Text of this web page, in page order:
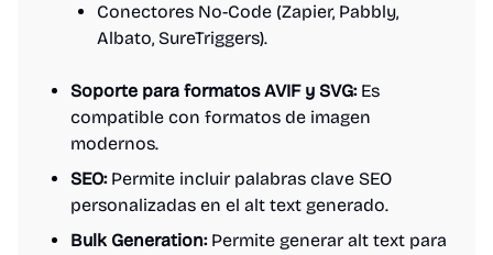
Conectores No-Code (Zapier, Pabbly,
Albato, SureTriggers).
Soporte para formatos AVIF y SVG:Es
compatible con formatos de imagen
modernos.
SEO:Permite incluir palabras clave SEO
personalizadas en el alt text generado.
Bulk Generation:Permite generar alt text para